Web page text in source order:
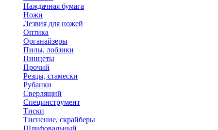
Наждачная бумага
Ножи
Лезвия для ножей
Оптика
Органайзеры
Пилы, лобзики
Пинцеты
Прочий
Резцы, стамески
Рубанки
Сверлящий
Специнструмент
Тиски
Тиснение, скрайберы
Шлифовальный